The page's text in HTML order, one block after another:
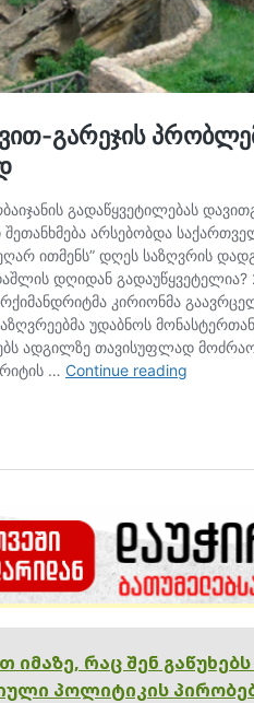
იმაზე, რაც შენ
პოლიტიკის